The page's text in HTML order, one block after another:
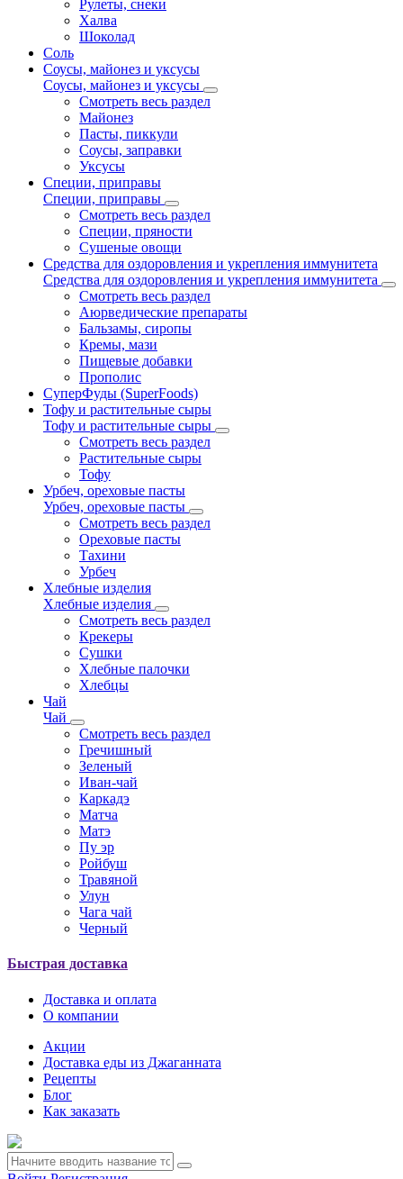
Рулеты, снеки
Халва
Шоколад
Соль
Соусы, майонез и уксусы
Соусы, майонез и уксусы
Смотреть весь раздел
Майонез
Пасты, пиккули
Соусы, заправки
Уксусы
Специи, приправы
Специи, приправы
Смотреть весь раздел
Специи, пряности
Сушеные овощи
Средства для оздоровления и укрепления иммунитета
Средства для оздоровления и укрепления иммунитета
Смотреть весь раздел
Аюрведические препараты
Бальзамы, сиропы
Кремы, мази
Пищевые добавки
Прополис
СуперФуды (SuperFoods)
Тофу и растительные сыры
Тофу и растительные сыры
Смотреть весь раздел
Растительные сыры
Тофу
Урбеч, ореховые пасты
Урбеч, ореховые пасты
Смотреть весь раздел
Ореховые пасты
Тахини
Урбеч
Хлебные изделия
Хлебные изделия
Смотреть весь раздел
Крекеры
Сушки
Хлебные палочки
Хлебцы
Чай
Чай
Смотреть весь раздел
Гречишный
Зеленый
Иван-чай
Каркадэ
Матча
Матэ
Пу эр
Ройбуш
Травяной
Улун
Чага чай
Черный
Быстрая доставка
Доставка и оплата
О компании
Акции
Доставка еды из Джаганната
Рецепты
Блог
Как заказать